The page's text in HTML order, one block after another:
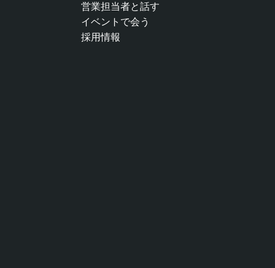
営業担当者と話す
イベントで会う
採用情報